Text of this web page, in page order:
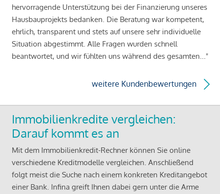
hervorragende Unterstützung bei der Finanzierung unseres
Hausbauprojekts bedanken. Die Beratung war kompetent,
ehrlich, transparent und stets auf unsere sehr individuelle
Situation abgestimmt. Alle Fragen wurden schnell
beantwortet, und wir fühlten uns während des gesamten..."
weitere Kundenbewertungen
Immobilienkredite vergleichen:
Darauf kommt es an
Mit dem Immobilienkredit-Rechner können Sie online
verschiedene Kreditmodelle vergleichen. Anschließend
folgt meist die Suche nach einem konkreten Kreditangebot
einer Bank. Infina greift Ihnen dabei gern unter die Arme